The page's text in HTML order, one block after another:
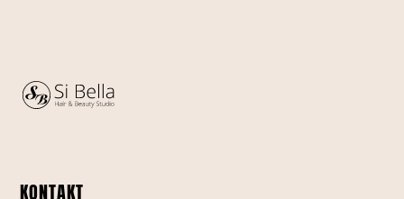
KONTAKT